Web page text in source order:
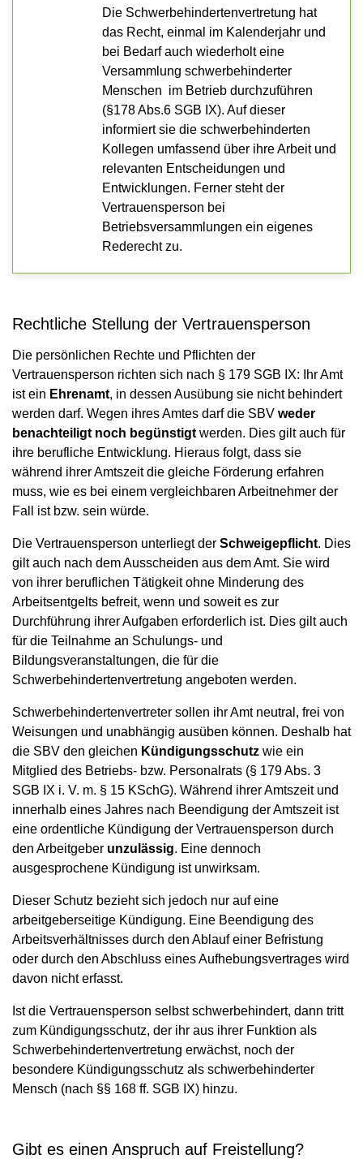
Die Schwerbehindertenvertretung hat
das Recht, einmal im Kalenderjahr und
bei Bedarf auch wiederholt eine
Versammlung schwerbehinderter
Menschen im Betrieb durchzuführen
(§178 Abs.6 SGB IX). Auf dieser
informiert sie die schwerbehinderten
Kollegen umfassend über ihre Arbeit und
relevanten Entscheidungen und
Entwicklungen. Ferner steht der
Vertrauensperson bei
Betriebsversammlungen ein eigenes
Rederecht zu.
Rechtliche Stellung der Vertrauensperson
Die persönlichen Rechte und Pflichten der
Vertrauensperson richten sich nach § 179 SGB IX: Ihr Amt
ist ein Ehrenamt, in dessen Ausübung sie nicht behindert
werden darf. Wegen ihres Amtes darf die SBV weder
benachteiligt noch begünstigt werden. Dies gilt auch für
ihre berufliche Entwicklung. Hieraus folgt, dass sie
während ihrer Amtszeit die gleiche Förderung erfahren
muss, wie es bei einem vergleichbaren Arbeitnehmer der
Fall ist bzw. sein würde.
Die Vertrauensperson unterliegt der Schweigepflicht. Dies
gilt auch nach dem Ausscheiden aus dem Amt. Sie wird
von ihrer beruflichen Tätigkeit ohne Minderung des
Arbeitsentgelts befreit, wenn und soweit es zur
Durchführung ihrer Aufgaben erforderlich ist. Dies gilt auch
für die Teilnahme an Schulungs- und
Bildungsveranstaltungen, die für die
Schwerbehindertenvertretung angeboten werden.
Schwerbehindertenvertreter sollen ihr Amt neutral, frei von
Weisungen und unabhängig ausüben können. Deshalb hat
die SBV den gleichen Kündigungsschutz wie ein
Mitglied des Betriebs- bzw. Personalrats (§ 179 Abs. 3
SGB IX i. V. m. § 15 KSchG). Während ihrer Amtszeit und
innerhalb eines Jahres nach Beendigung der Amtszeit ist
eine ordentliche Kündigung der Vertrauensperson durch
den Arbeitgeber unzulässig. Eine dennoch
ausgesprochene Kündigung ist unwirksam.
Dieser Schutz bezieht sich jedoch nur auf eine
arbeitgeberseitige Kündigung. Eine Beendigung des
Arbeitsverhältnisses durch den Ablauf einer Befristung
oder durch den Abschluss eines Aufhebungsvertrages wird
davon nicht erfasst.
Ist die Vertrauensperson selbst schwerbehindert, dann tritt
zum Kündigungsschutz, der ihr aus ihrer Funktion als
Schwerbehindertenvertretung erwächst, noch der
besondere Kündigungsschutz als schwerbehinderter
Mensch (nach §§ 168 ff. SGB IX) hinzu.
Gibt es einen Anspruch auf Freistellung?